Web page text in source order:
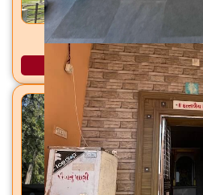
कोटेश्वर महादेव मंदिर
अधिक